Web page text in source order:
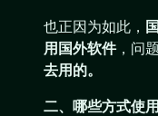
也正因为如此，
用国外软件，问
去用的。
二、哪些方式使